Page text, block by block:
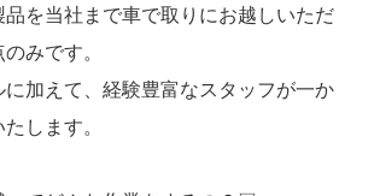
を当社まで車で取りにお越しいただ
みです。
加えて、経験豊富なスタッフが一か
します。